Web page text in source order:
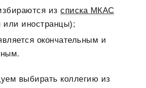
из списка МКАС
или иностранцы);
окончательным и
выбирать коллегию из